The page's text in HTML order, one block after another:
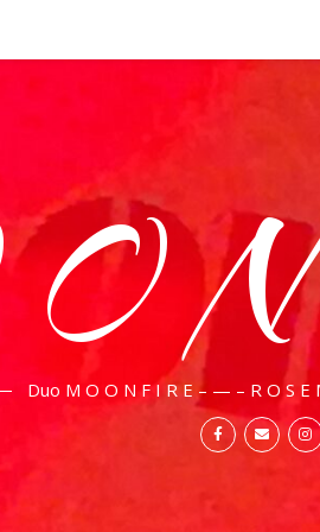
Duo M O O N F I R E – — – R O S E